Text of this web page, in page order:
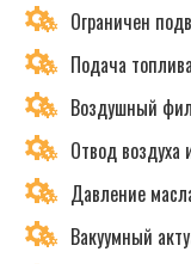
Ограничен
Подача
Воздушный
Отвод воздуха
Давление
Вакуумный